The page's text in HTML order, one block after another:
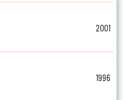
2001
1996